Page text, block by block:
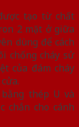
tạo từ chất
2 mặt ở giữa
dùng để cách
chống cháy sử
của đám cháy
thép U và
chắn cho cánh